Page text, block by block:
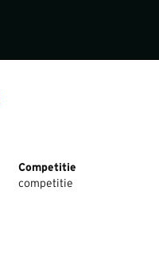
Competitie
competitie